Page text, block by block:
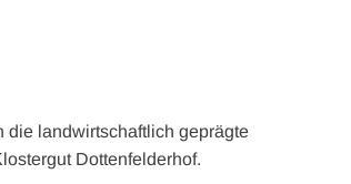
die landwirtschaftlich geprägte
Dottenfelderhof.